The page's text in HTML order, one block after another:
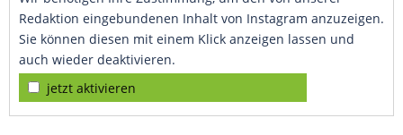
Redaktion eingebundenen Inhalt von Instagram anzuzeigen.
Sie können diesen mit einem Klick anzeigen lassen und
auch wieder deaktivieren.
jetzt aktivieren